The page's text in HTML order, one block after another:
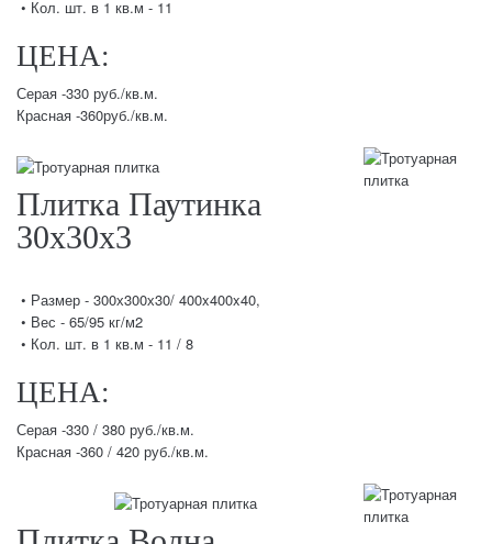
• Кол. шт. в 1 кв.м - 11
ЦЕНА:
Серая -330 руб./кв.м.
Красная -360руб./кв.м.
Плитка Паутинка
30х30х3
• Размер - 300х300х30/ 400x400x40,
• Вес - 65/95 кг/м2
• Кол. шт. в 1 кв.м - 11 / 8
ЦЕНА:
Серая -330 / 380 руб./кв.м.
Красная -360 / 420 руб./кв.м.